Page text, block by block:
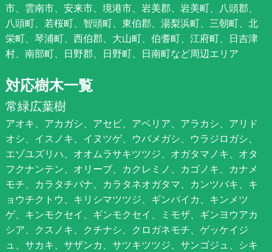
市、雲南市、安来市、境港市、岩美郡、岩美町、八頭郡、
八頭町、若桜町、智頭町、東伯郡、湯梨浜町、三朝町、北
栄町、琴浦町、西伯郡、大山町、伯耆町、江府町、日吉津
村、南部町、日野郡、日野町、日南町など周辺エリア
対応樹木一覧
常緑広葉樹
アオキ、アカガシ、アセビ、アベリア、アラカシ、アリド
オシ、イスノキ、イヌツゲ、ウバメガシ、ウラジロガシ、
エゾユズリハ、オオムラサキツツジ、オガタマノキ、オタ
フクナンテン、オリーブ、カクレミノ、カゴノキ、カナメ
モチ、カラタチバナ、カラタネオガタマ、カンツバキ、キ
ョウチクトウ、キリシマツツジ、ギンバイカ、キンメツ
ゲ、キンモクセイ、ギンモクセイ、ミモザ、ギンヨウアカ
シア、クスノキ、クチナシ、クロガネモチ、ゲッケイジ
ュ、サカキ、サザンカ、サツキツツジ、サンゴジュ、シキ